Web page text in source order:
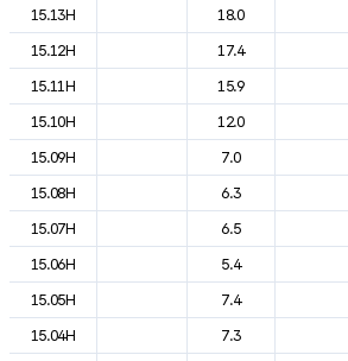
15.13H
18.0
15.12H
17.4
15.11H
15.9
15.10H
12.0
15.09H
7.0
15.08H
6.3
15.07H
6.5
15.06H
5.4
15.05H
7.4
15.04H
7.3